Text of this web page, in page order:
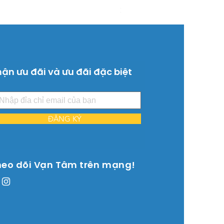
ưu đãi và ưu đãi đặc biệt
ĐĂNG KÝ
dõi Vạn Tâm trên mạng!